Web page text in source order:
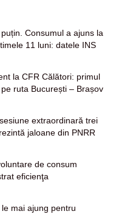
Consumul a ajuns la
11 luni: datele INS
la CFR Călători: primul
ruta București – Brașov
extraordinară trei
jaloane din PNRR
de consum
eficienţa
mai ajung pentru